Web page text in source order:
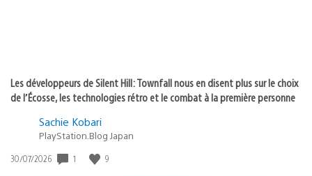
Les développeurs de Silent Hill: Townfall nous en disent plus sur le choix
de l’Écosse, les technologies rétro et le combat à la première personne
Sachie Kobari
PlayStation.Blog Japan
Date
30/07/2026 1 9